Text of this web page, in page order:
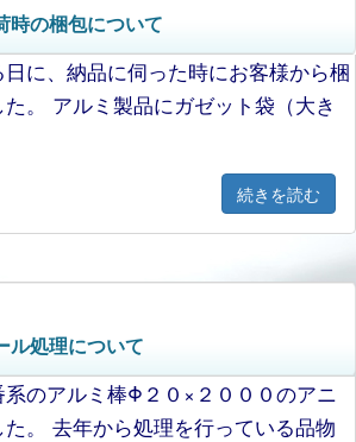
時の梱包について
に、納品に伺った時にお客様から梱
。 アルミ製品にガゼット袋（大き
続きを読む
ル処理について
のアルミ棒Φ２０×２０００のアニ
。 去年から処理を行っている品物